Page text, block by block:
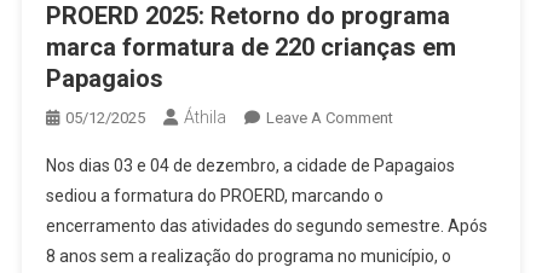
PROERD 2025: Retorno do programa
marca formatura de 220 crianças em
Papagaios
05/12/2025 Áthila Leave A CommentOn
2025:
Do
Programa
Nos dias 03 e 04 de dezembro, a cidade de Papagaios
sediou a formatura do PROERD, marcando o
encerramento das atividades do segundo semestre. Após
8 anos sem a realização do programa no município, o